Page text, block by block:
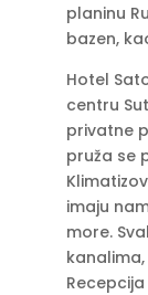
planinu
bazen,
Hotel
centru
privatne
pruža se
imaju
more.